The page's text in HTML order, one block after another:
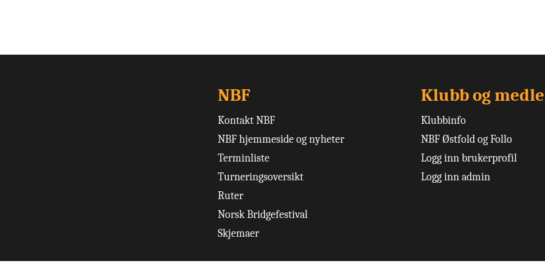
NBF
Kontakt NBF
NBF hjemmeside og nyheter
Terminliste
Turneringsoversikt
Ruter
Norsk Bridgefestival
Skjemaer
Klubb og
Klubbinfo
NBF Østfold og Follo
Logg inn brukerprofil
Logg inn admin